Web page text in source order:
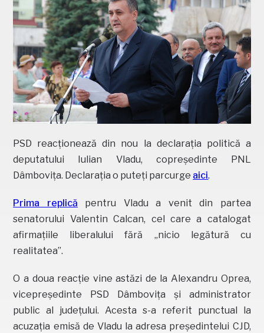
PSD reacționează din nou la declarația politică a
deputatului Iulian Vladu, copreședinte PNL
Dâmbovița. Declarația o puteți parcurge aici.
Prima replică pentru Vladu a venit din partea
senatorului Valentin Calcan, cel care a catalogat
afirmațiile liberalului fără „nicio legătură cu
realitatea”.
O a doua reacție vine astăzi de la Alexandru Oprea,
vicepreședinte PSD Dâmbovița și administrator
public al județului. Acesta s-a referit punctual la
acuzația emisă de Vladu la adresa președintelui CJD,